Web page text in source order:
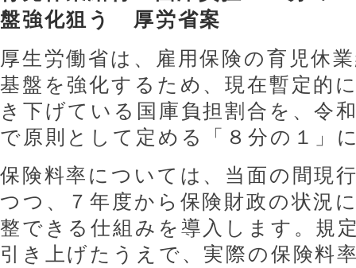
盤強化狙う 厚労省案
厚生労働省は、雇用保険の育児休
基盤を強化するため、現在暫定的
き下げている国庫負担割合を、令
で原則として定める「８分の１」
保険料率については、当面の間現
つつ、７年度から保険財政の状況
整できる仕組みを導入します。規
引き上げたうえで、実際の保険料